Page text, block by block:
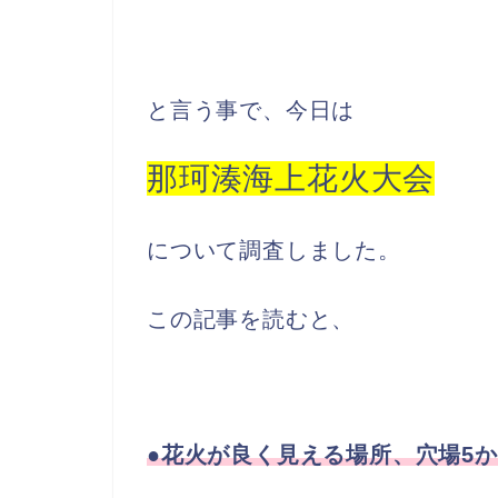
と言う事で、今日は
那珂湊海上花火大会
について調査しました。
この記事を読むと、
●花火が良く見える場所、穴場5